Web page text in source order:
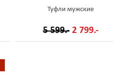
Туфли мужские
5 599.- 2 799.-